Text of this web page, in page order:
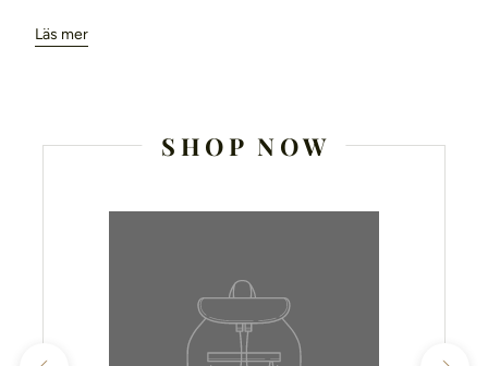
Läs mer
SHOP NOW